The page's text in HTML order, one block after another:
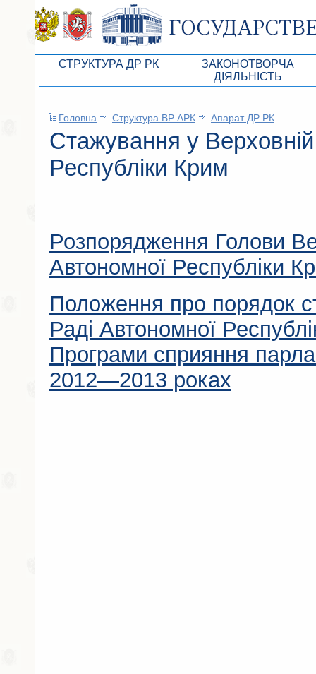
СТРУКТУРА ДР РК
Президія ВР АРК
Депутатський корпус
Постійні комісії ВР АРК
Советники Председателя ГС РК
Управление делами ГС РК
Поиск депутата по округу
ЗАКОНОТВОРЧА
ДІЯЛЬНІСТЬ
Бюджет Республики
Законы
Антикоррупционная
Схема
Статистика
Головна Структура ВР АРК Апарат ДР РК
Стажування у
Республіки Крим
Розпорядження Голови
Автономної Республіки
Положення про порядок
Раді Автономної
Програми сприяння
2012—2013 роках